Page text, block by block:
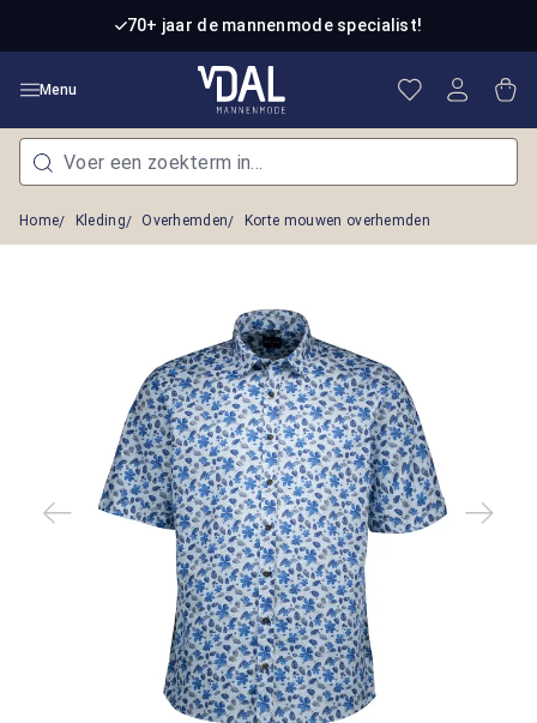
Ga naar de hoofdinhoud70+ jaar de mannenmode specialist!
Menu Je hebt 0
Home Kleding Overhemden Korte mouwen overhemden